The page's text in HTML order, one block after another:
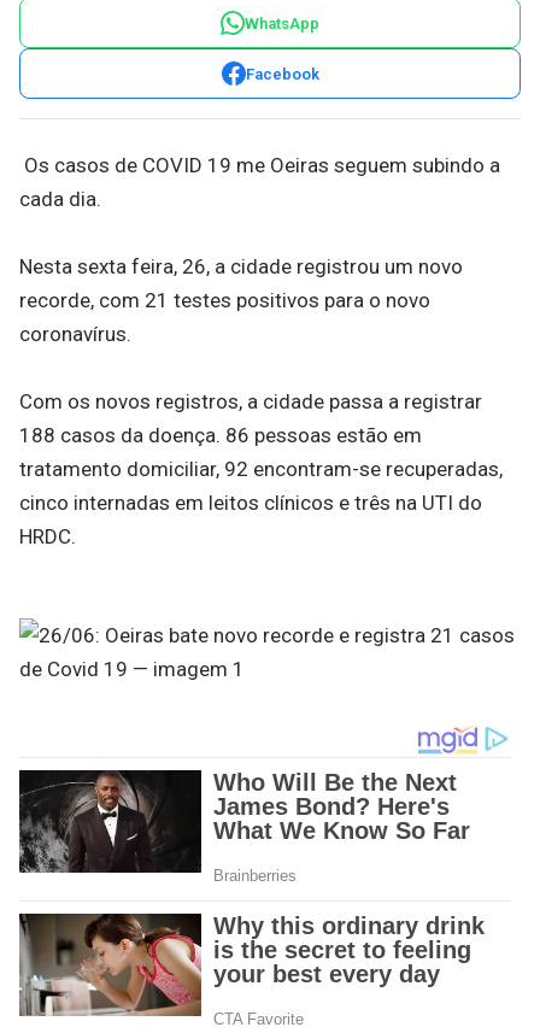
WhatsApp
Facebook
Os casos de COVID 19 me Oeiras seguem subindo a
cada dia.
Nesta sexta feira, 26, a cidade registrou um novo
recorde, com 21 testes positivos para o novo
coronavírus.
Com os novos registros, a cidade passa a registrar
188 casos da doença. 86 pessoas estão em
tratamento domiciliar, 92 encontram-se recuperadas,
cinco internadas em leitos clínicos e três na UTI do
HRDC.